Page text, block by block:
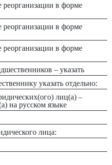
реорганизации в форме
реорганизации в форме
реорганизации в форме
– указать
указать отдельно:
лиц(а) –
на русском языке
лица: